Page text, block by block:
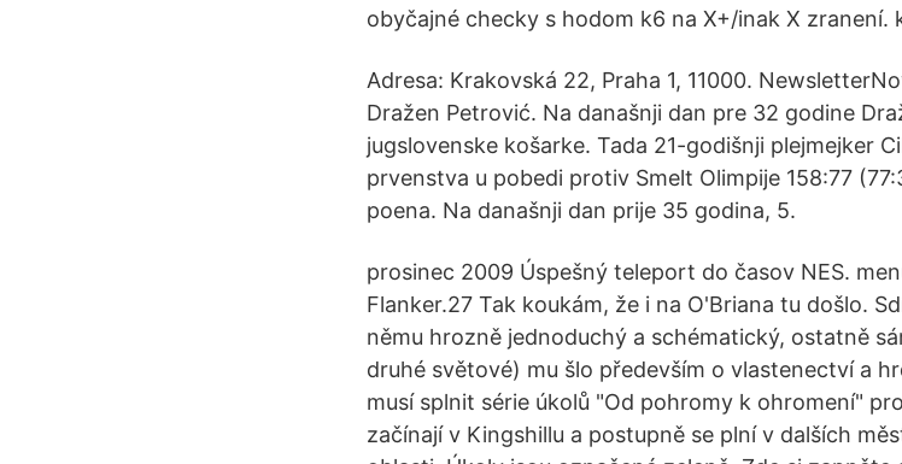
obyčajné checky s hodom k6 na X+/inak X zranení.
Adresa: Krakovská 22, Praha 1, 11000.
Dražen Petrović. Na današnji dan pre 32 godine
jugslovenske košarke. Tada 21-godišnji plejmejker
prvenstva u pobedi protiv Smelt Olimpije 158:77
poena. Na današnji dan prije 35 godina, 5.
prosinec 2009 Úspešný teleport do časov NES.
Flanker.27 Tak koukám, že i na O'Briana tu došlo.
němu hrozně jednoduchý a schématický, ostatně
druhé světové) mu šlo především o vlastenectví a
musí splnit série úkolů "Od pohromy k ohromení"
začínají v Kingshillu a postupně se plní v dalších